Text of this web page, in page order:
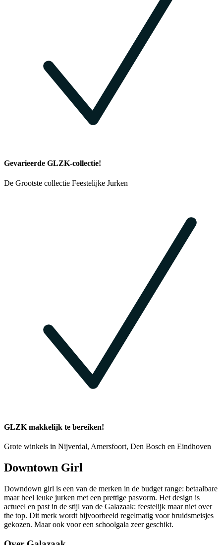
Gevarieerde GLZK-collectie!
De Grootste collectie Feestelijke Jurken
GLZK makkelijk te bereiken!
Grote winkels in Nijverdal, Amersfoort, Den Bosch en Eindhoven
Downtown Girl
Downdown girl is een van de merken in de budget range: betaalbare
maar heel leuke jurken met een prettige pasvorm. Het design is
actueel en past in de stijl van de Galazaak: feestelijk maar niet over
the top. Dit merk wordt bijvoorbeeld regelmatig voor bruidsmeisjes
gekozen. Maar ook voor een schoolgala zeer geschikt.